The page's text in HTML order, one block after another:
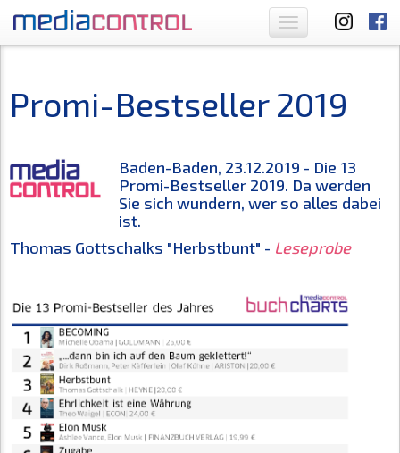
Toggle
navigation
Promi-Bestseller 2019
Baden-Baden, 23.12.2019 - Die 13
Promi-Bestseller 2019. Da werden
Sie sich wundern, wer so alles dabei
ist.
Thomas Gottschalks "Herbstbunt" - Leseprobe